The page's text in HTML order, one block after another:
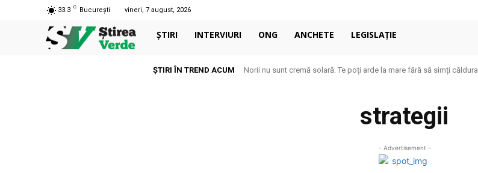
33.3 C București vineri, 7 august, 2026
ȘTIRI INTERVIURI ONG ANCHETE LEGISLAȚIE
ȘTIRI ÎN TREND ACUM Norii nu sunt cremă solară. Te poți arde la mare fără să simți căldura
strategii
- Advertisement -